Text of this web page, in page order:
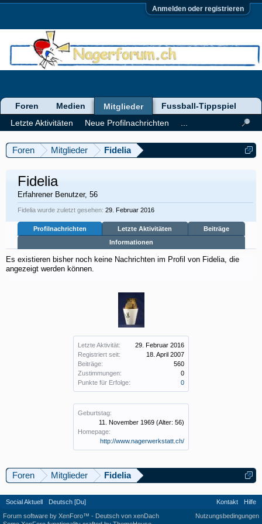
Anmelden oder registrieren
Foren Mitglieder Fidelia
Letzte Aktivität:
29. Februar 2016
Registriert seit:
18. April 2007
Beiträge:
560
Zustimmungen:
0
Punkte für Erfolge:
0
Geburtstag:
11. November 1969 (Alter: 56)
Homepage:
http://www.nagerwerkstatt.ch/
Fidelia
Erfahrener Benutzer, 56
Fidelia wurde zuletzt gesehen: 29. Februar 2016
Profilnachrichten Letzte Aktivitäten
Beiträge
Informationen
Es existieren bisher noch keine Nachrichten im Profil von Fidelia, die
angezeigt werden können.
Foren Mitglieder Fidelia
Foren Medien
Mitglieder
Letzte Aktivitäten
Neue Profilnachrichten
Fussball-Tippspiel
Social Aktuell Deutsch [Du] Kontakt
Hilfe
Nutzungsbedingungen
Forum software by XenForo™ - Deutsch von xenDach